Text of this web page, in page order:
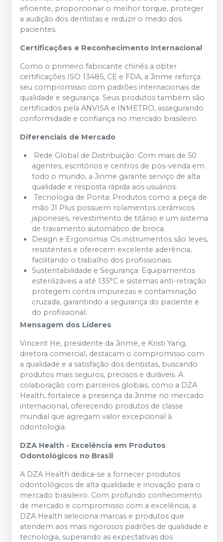
eficiente, proporcionar o melhor torque, proteger
a audição dos dentistas e reduzir o medo dos
pacientes.
Certificações e Reconhecimento Internacional
Como o primeiro fabricante chinês a obter
certificações ISO 13485, CE e FDA, a Jinme reforça
seu compromisso com padrões internacionais de
qualidade e segurança. Seus produtos também são
certificados pela ANVISA e INMETRO, assegurando
conformidade e confiança no mercado brasileiro.
Diferenciais de Mercado
Rede Global de Distribuição: Com mais de 50
agentes, escritórios e centros de pós-venda em
todo o mundo, a Jinme garante serviço de alta
qualidade e resposta rápida aos usuários.
Tecnologia de Ponta: Produtos como a peça de
mão J1 Plus possuem rolamentos cerâmicos
japoneses, revestimento de titânio e um sistema
de travamento automático de broca.
Design e Ergonomia: Os instrumentos são leves,
resistentes e oferecem excelente aderência,
facilitando o trabalho dos profissionais.
Sustentabilidade e Segurança: Equipamentos
esterilizáveis a até 135°C e sistemas anti-retração
protegem contra impurezas e contaminação
cruzada, garantindo a segurança do paciente e
do profissional.
Mensagem dos Líderes
Vincent He, presidente da Jinme, e Kristi Yang,
diretora comercial, destacam o compromisso com
a qualidade e a satisfação dos dentistas, buscando
produtos mais seguros, precisos e duráveis. A
colaboração com parceiros globais, como a DZA
Health, fortalece a presença da Jinme no mercado
internacional, oferecendo produtos de classe
mundial que agregam valor excepcional à
odontologia.
DZA Health - Excelência em Produtos
Odontológicos no Brasil
A DZA Health dedica-se a fornecer produtos
odontológicos de alta qualidade e inovação para o
mercado brasileiro. Com profundo conhecimento
de mercado e compromisso com a excelência, a
DZA Health seleciona marcas e produtos que
atendem aos mais rigorosos padrões de qualidade e
tecnologia, superando as expectativas dos